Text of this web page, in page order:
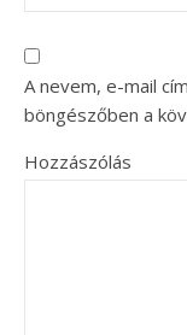
A nevem, e-mail
böngészőben a
Hozzászólás